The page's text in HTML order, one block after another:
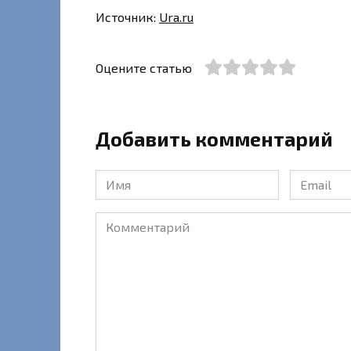
Источник: Ura.ru
Оцените статью
Добавить комментарий
Имя
*
Email
*
Комментарий